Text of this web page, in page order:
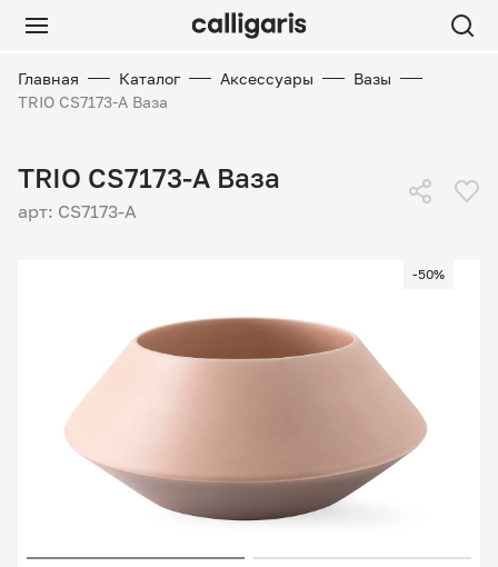
Главная Каталог Аксессуары
Вазы
TRIO CS7173-A Ваза
TRIO CS7173-A Ваза
арт: CS7173-A
-50%